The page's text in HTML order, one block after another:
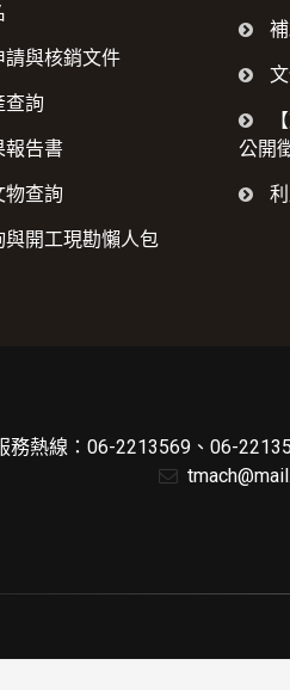
請與核銷文件
查詢
報告書
物查詢
與開工現勘懶人包
公開
務熱線：06-2213569、06-